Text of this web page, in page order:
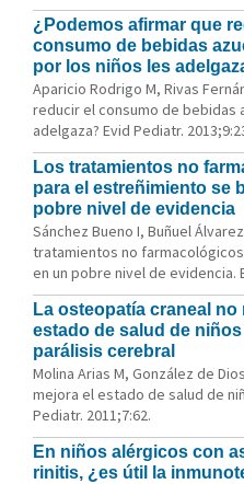
¿Podemos afirmar que
consumo de bebidas
por los niños les
Aparicio Rodrigo M, Rivas
reducir el consumo de bebidas
adelgaza? Evid Pediatr.
Los tratamientos no
para el estreñimiento se
pobre nivel de evidencia
Sánchez Bueno I, Buñuel
tratamientos no
en un pobre nivel de evidencia.
La osteopatía craneal no
estado de salud de
parálisis cerebral
Molina Arias M, González de
mejora el estado de salud de
Pediatr. 2011;7:62.
En niños alérgicos con
rinitis, ¿es útil la